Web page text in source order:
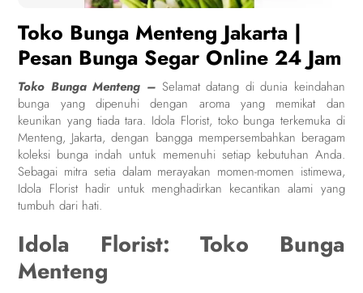
Toko Bunga Menteng Jakarta |
Pesan Bunga Segar Online 24 Jam
Toko Bunga Menteng – Selamat datang di dunia keindahan
bunga yang dipenuhi dengan aroma yang memikat dan
keunikan yang tiada tara. Idola Florist, toko bunga terkemuka di
Menteng, Jakarta, dengan bangga mempersembahkan beragam
koleksi bunga indah untuk memenuhi setiap kebutuhan Anda.
Sebagai mitra setia dalam merayakan momen-momen istimewa,
Idola Florist hadir untuk menghadirkan kecantikan alami yang
tumbuh dari hati.
Idola Florist: Toko Bunga
Menteng